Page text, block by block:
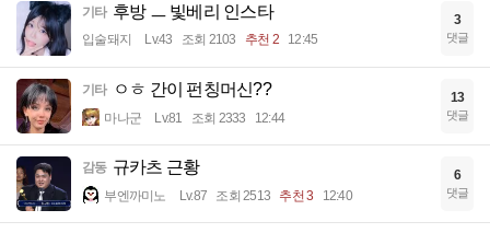
기타 후방 ㅡ 빛베리 인스타
입술돼지 Lv.43 조회 2103 추천 2 12:45
3
댓글
기타 ㅇㅎ 간이 펀칭머신??
마나군 Lv.81 조회 2333 12:44
13
댓글
감동 규카츠 근황
부엔까미노 Lv.87 조회 2513 추천 3 12:40
6
댓글